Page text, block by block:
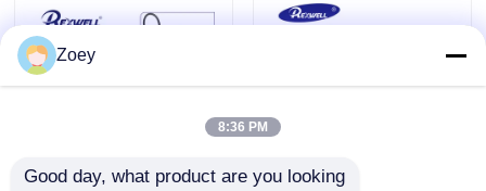
Nachrichten
Bitte um ein Angebot
Zoey
8:36 PM
Good day, what product are you looking